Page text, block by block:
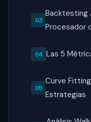
Backtesting
Procesador
Las 5
Curve
Estrategias